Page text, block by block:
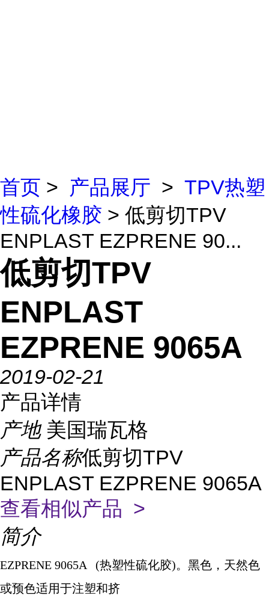
首页 > 产品展厅 > TPV热塑
性硫化橡胶 > 低剪切TPV
ENPLAST EZPRENE 90...
低剪切TPV
ENPLAST
EZPRENE 9065A
2019-02-21
产品详情
产地 美国瑞瓦格
产品名称低剪切TPV
ENPLAST EZPRENE 9065A
查看相似产品 >
简介
EZPRENE 9065A (热塑性硫化胶)。黑色，天然色
或预色适用于注塑和挤